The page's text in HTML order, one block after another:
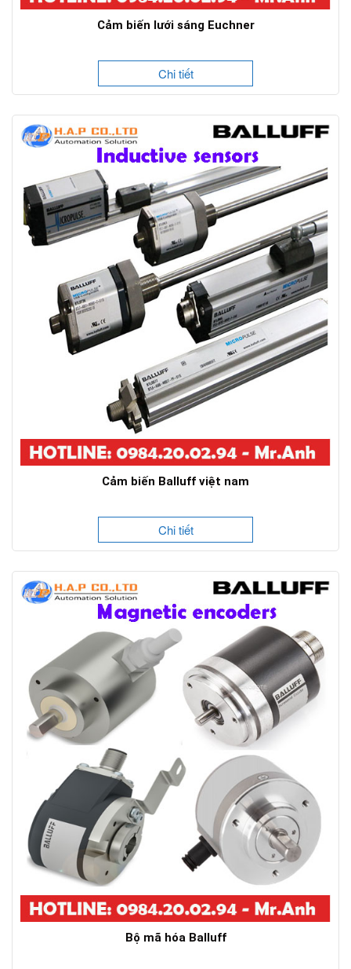
Cảm biến lưới sáng Euchner
Chi tiết
Cảm biến Balluff việt nam
Chi tiết
Bộ mã hóa Balluff